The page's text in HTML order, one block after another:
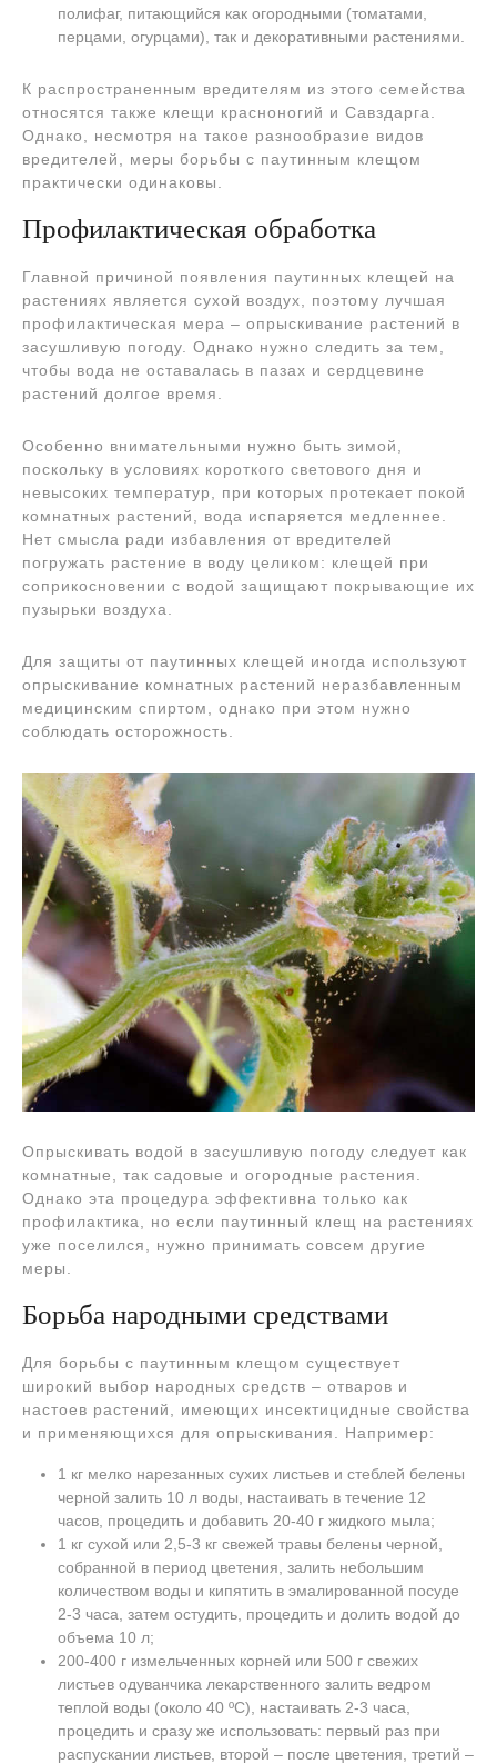
полифаг, питающийся как огородными (томатами,
перцами, огурцами), так и декоративными растениями.
К распространенным вредителям из этого семейства
относятся также клещи красноногий и Савздарга.
Однако, несмотря на такое разнообразие видов
вредителей, меры борьбы с паутинным клещом
практически одинаковы.
Профилактическая обработка
Главной причиной появления паутинных клещей на
растениях является сухой воздух, поэтому лучшая
профилактическая мера – опрыскивание растений в
засушливую погоду. Однако нужно следить за тем,
чтобы вода не оставалась в пазах и сердцевине
растений долгое время.
Особенно внимательными нужно быть зимой,
поскольку в условиях короткого светового дня и
невысоких температур, при которых протекает покой
комнатных растений, вода испаряется медленнее.
Нет смысла ради избавления от вредителей
погружать растение в воду целиком: клещей при
соприкосновении с водой защищают покрывающие их
пузырьки воздуха.
Для защиты от паутинных клещей иногда используют
опрыскивание комнатных растений неразбавленным
медицинским спиртом, однако при этом нужно
соблюдать осторожность.
Опрыскивать водой в засушливую погоду следует как
комнатные, так садовые и огородные растения.
Однако эта процедура эффективна только как
профилактика, но если паутинный клещ на растениях
уже поселился, нужно принимать совсем другие
меры.
Борьба народными средствами
Для борьбы с паутинным клещом существует
широкий выбор народных средств – отваров и
настоев растений, имеющих инсектицидные свойства
и применяющихся для опрыскивания. Например:
1 кг мелко нарезанных сухих листьев и стеблей белены
черной залить 10 л воды, настаивать в течение 12
часов, процедить и добавить 20-40 г жидкого мыла;
1 кг сухой или 2,5-3 кг свежей травы белены черной,
собранной в период цветения, залить небольшим
количеством воды и кипятить в эмалированной посуде
2-3 часа, затем остудить, процедить и долить водой до
объема 10 л;
200-400 г измельченных корней или 500 г свежих
листьев одуванчика лекарственного залить ведром
теплой воды (около 40 ºC), настаивать 2-3 часа,
процедить и сразу же использовать: первый раз при
распускании листьев, второй – после цветения, третий –